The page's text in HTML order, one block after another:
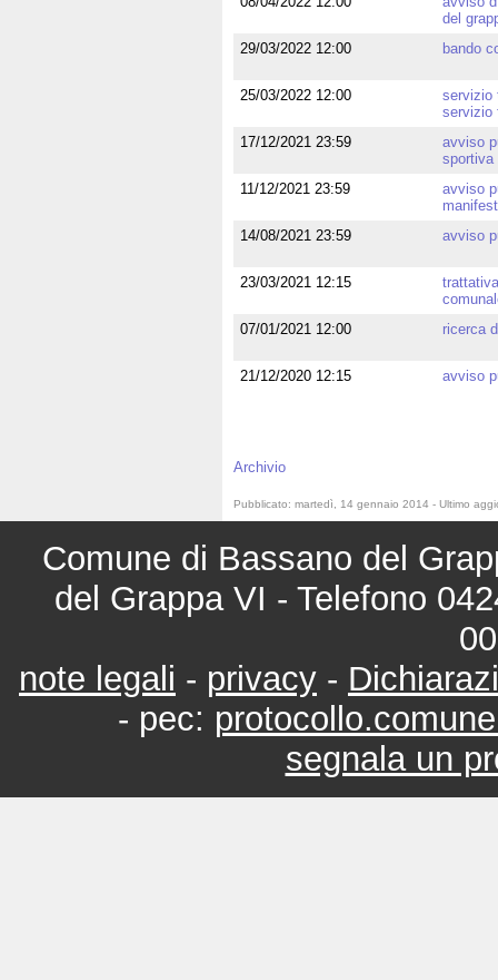
del
29/03/2022 12:00
bando
25/03/2022 12:00
servizio
servizio
17/12/2021 23:59
avviso
sportiva
11/12/2021 23:59
avviso
14/08/2021 23:59
avviso
23/03/2021 12:15
07/01/2021 12:00
ricerca
21/12/2020 12:15 avviso
Archivio
Comune di Bassano del
del Grappa VI - Telefono
note legali - privacy -
- pec:
segnala un